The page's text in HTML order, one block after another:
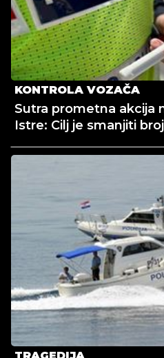
KONTROLA VOZAČA
Sutra prometna akcija
Istre: Cilj je smanjiti